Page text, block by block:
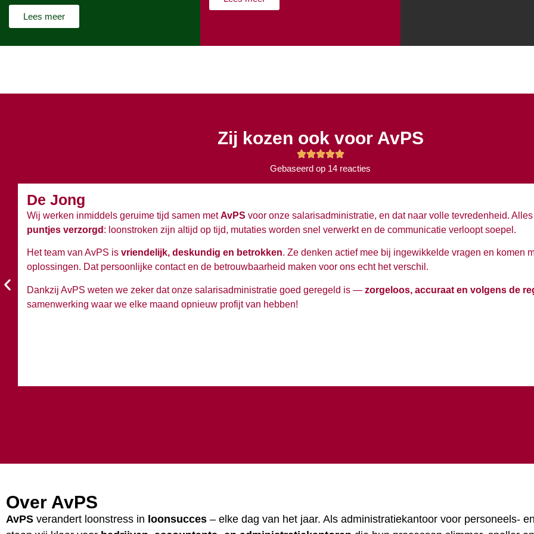
Lees meer
Zij kozen ook voor AvPS
Gebaseerd op 14 reacties
De Jong
Wij werken inmiddels geruime tijd samen metAvPS voor onze salarisadministratie, en dat naar volle tevredenheid.
puntjes verzorgd : loonstroken zijn altijd op tijd, mutaties worden snel verwerkt en de communicatie verloopt soepel.
Het team van AvPS is vriendelijk, deskundig en betrokken. Ze denken actief mee bij ingewikkelde vragen en komen
oplossingen. Dat persoonlijke contact en de betrouwbaarheid maken voor ons echt het verschil.
Dankzij AvPS weten we zeker dat onze salarisadministratie goed geregeld is — zorgeloos, accuraat en volgens de
samenwerking waar we elke maand opnieuw profijt van hebben!
Over AvPS
AvPS verandert loonstress in loonsucces – elke dag van het jaar. Als administratiekantoor voor personeels-